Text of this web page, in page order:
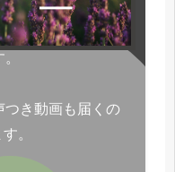
つき動画も届くの
。